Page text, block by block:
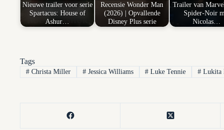
Nieuwe trailer voor serie
Spartacus: House of
Ashur…
Recensie Wonder Man
(2026) | Opvallende
Disney Plus serie
Trailer van
Spider-Noir
Nicolas…
Tags
#Christa Miller #Jessica Williams # Luke Tennie # Lukita